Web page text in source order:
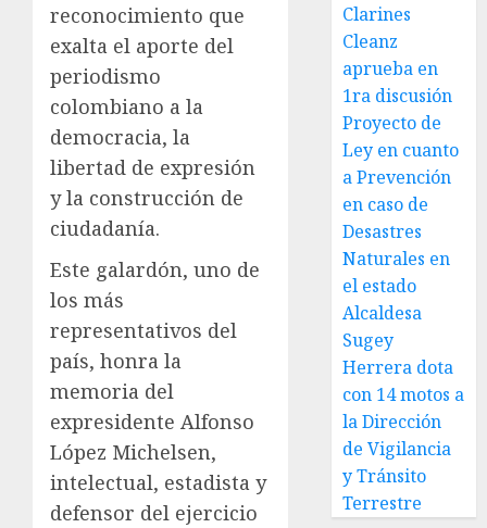
reconocimiento que
exalta el aporte del
periodismo
colombiano a la
democracia, la
libertad de expresión
y la construcción de
ciudadanía.
Este galardón, uno de
los más
representativos del
país, honra la
memoria del
expresidente Alfonso
López Michelsen,
intelectual, estadista y
defensor del ejercicio
Clarines
Cleanz
aprueba en
1ra discusión
Proyecto de
Ley en cuanto
a Prevención
en caso de
Desastres
Naturales en
el estado
Alcaldesa
Sugey
Herrera dota
con 14 motos a
la Dirección
de Vigilancia
y Tránsito
Terrestre